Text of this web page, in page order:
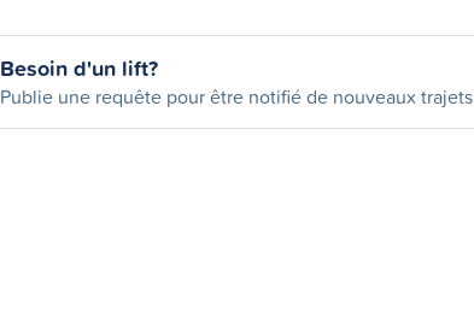
Besoin d'un lift?
Publie une requête pour être notifié de nouveaux trajets